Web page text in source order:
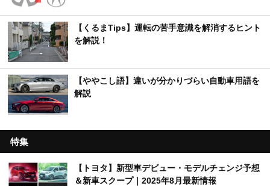
【くるまTips】運転の苦手意識を解消するヒント
を解説！
【ややこし語】違いが分かりづらい自動車用語を
解説
特集
【トヨタ】新型車デビュー・モデルチェンジ予想
＆新車スクープ｜2025年8月最新情報